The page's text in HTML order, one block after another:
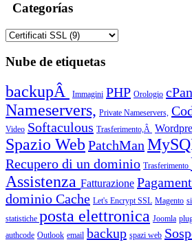
Categorías
Nube de etiquetas
backupÂ Immagini PHP Orologio
Nameservers, Private Nameservers,
Video Softaculous Trasferimento,Â
Spazio Web PatchMan
Recupero di un dominio Trasferimento
Assistenza Fatturazione
dominio Cache Let's Encrypt SSL Magento
statistiche posta elettronica Joomla
authcode Outlook email backup spazi web